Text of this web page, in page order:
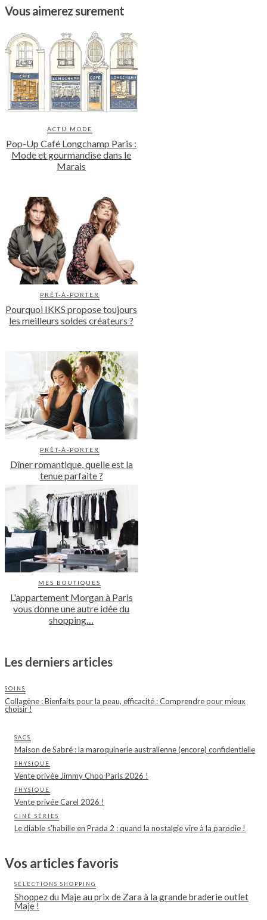
Vous aimerez surement
ACTU MODE
Pop-Up Café Longchamp Paris :
Mode et gourmandise dans le
Marais
PRÊT-À-PORTER
Pourquoi IKKS propose toujours
les meilleurs soldes créateurs ?
PRÊT-À-PORTER
Dîner romantique, quelle est la
tenue parfaite ?
MES BOUTIQUES
L'appartement Morgan à Paris
vous donne une autre idée du
shopping…
Les derniers articles
SOINS
Collagène : Bienfaits pour la peau, efficacité : Comprendre pour mieux
choisir !
SACS
Maison de Sabré : la maroquinerie australienne (encore) confidentielle
PHYSIQUE
Vente privée Jimmy Choo Paris 2026 !
PHYSIQUE
Vente privée Carel 2026 !
CINÉ SÉRIES
Le diable s’habille en Prada 2 : quand la nostalgie vire à la parodie !
Vos articles favoris
SÉLECTIONS SHOPPING
Shoppez du Maje au prix de Zara à la grande braderie outlet
Maje !